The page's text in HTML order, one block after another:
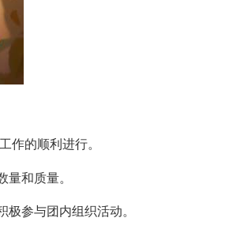
作的顺利进行。
和质量。
参与团内组织活动。